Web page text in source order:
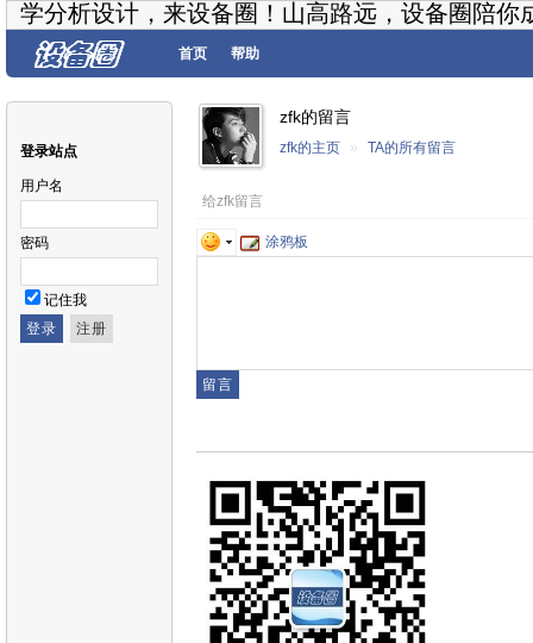
学分析设计，来设备圈！山高路远，设备圈陪你
首页 帮助
登录站点
用户名
密码
记住我
zfk的留言
zfk的主页 » TA的所有留言
给zfk留言
涂鸦板